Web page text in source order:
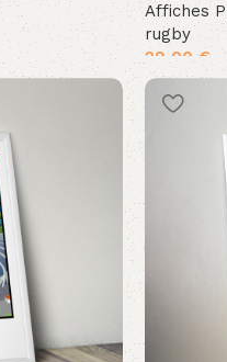
Affiches
rugby
29,00€